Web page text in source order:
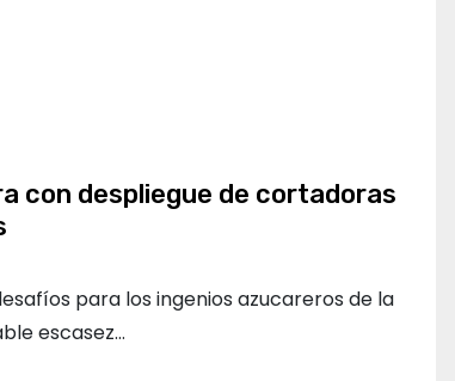
con despliegue de cortadoras
para los ingenios azucareros de la
escasez…